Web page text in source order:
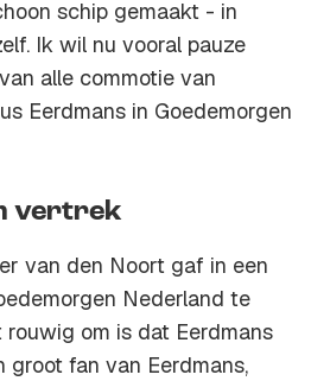
schip gemaakt - in
Ik wil nu vooral pauze
alle commotie van
Eerdmans in Goedemorgen
vertrek
van den Noort gaf in een
Nederland te
om is dat Eerdmans
groot fan van Eerdmans,